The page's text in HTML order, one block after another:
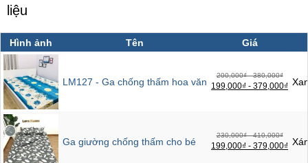
liệu
Hình ảnh Tên Giá
LM127 - Ga chống thấm hoa văn
200,000₫ - 380,000₫
199,000₫ - 379,000₫
Ga giường chống thấm cho bé
230,000₫ - 410,000₫
199,000₫ - 379,000₫